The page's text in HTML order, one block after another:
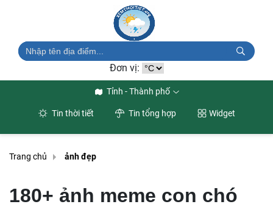
Đơn vị:
Tỉnh - Thành phố
Tin thời tiết Tin tổng hợp Widget
Trang chủ ảnh đẹp
180+ ảnh meme con chó